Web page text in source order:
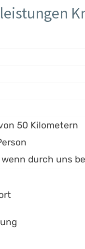
50 Kilometern
durch uns